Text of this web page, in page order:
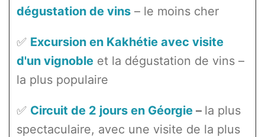
dégustation de vins – le moins cher
✅ Excursion en Kakhétie avec visite
d'un vignoble et la dégustation de vins –
la plus populaire
✅ Circuit de 2 jours en Géorgie – la plus
spectaculaire, avec une visite de la plus